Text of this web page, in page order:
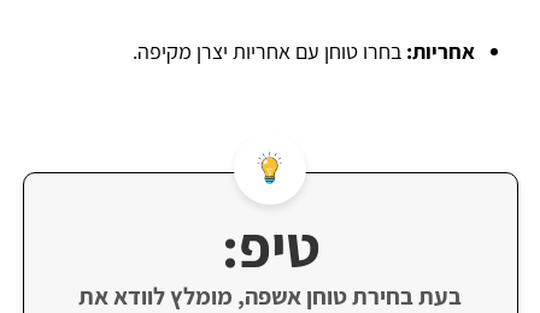
אחריות: בחרו טוחן עם אחריות יצרן מקיפה.
טיפ:
בעת בחירת טוחן אשפה, מומלץ לוודא את